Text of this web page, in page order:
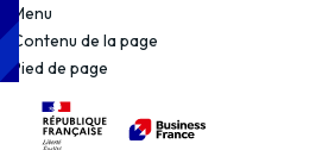
Menu
Contenu de la page
Pied de page